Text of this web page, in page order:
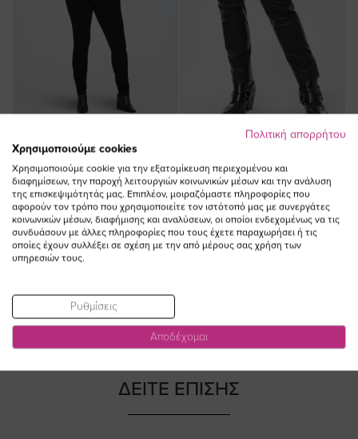
ΠΡΟΣΘΗΚΗ ΣΤΟ
ΚΑΛΑΘΙ
Τζιν στενό παντελόνι σε μαύρο
χρώμα
40,00 €
ΠΡΟΣΘΗΚΗ ΣΤΟ
ΚΑΛΑΘΙ
Παντελόνι δερματίνη με λάστιχο
στην μέση σε μαύρο χρώμα
(-30%)
Ειδική
Τιμή
45,50 €
65,00 €
ΔΕΙΤΕ ΕΠΙΣΗΣ
Πολιτική απορρήτου
Χρησιμοποιούμε cookies
Χρησιμοποιούμε cookie για την εξατομίκευση περιεχομένου και
διαφημίσεων, την παροχή λειτουργιών κοινωνικών μέσων και την ανάλυση
της επισκεψιμότητάς μας. Επιπλέον, μοιραζόμαστε πληροφορίες που
αφορούν τον τρόπο που χρησιμοποιείτε τον ιστότοπό μας με συνεργάτες
κοινωνικών μέσων, διαφήμισης και αναλύσεων, οι οποίοι ενδεχομένως να τις
συνδυάσουν με άλλες πληροφορίες που τους έχετε παραχωρήσει ή τις
οποίες έχουν συλλέξει σε σχέση με την από μέρους σας χρήση των
υπηρεσιών τους.
Ρυθμίσεις
Αποδέχομαι